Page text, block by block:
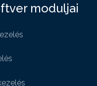
moduljai